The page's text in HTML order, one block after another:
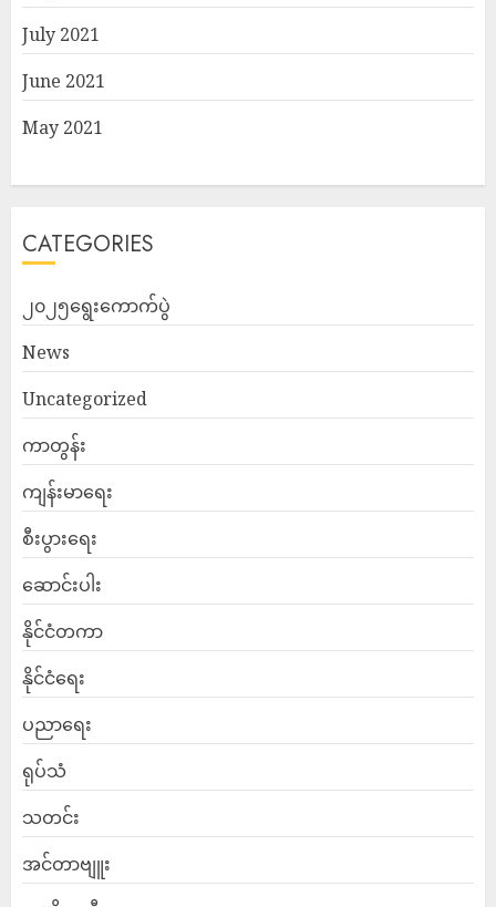
July 2021
June 2021
May 2021
CATEGORIES
၂၀၂၅ရွေးကောက်ပွဲ
News
Uncategorized
ကာတွန်း
ကျန်းမာရေး
စီးပွားရေး
ဆောင်းပါး
နိုင်ငံတကာ
နိုင်ငံရေး
ပညာရေး
ရုပ်သံ
သတင်း
အင်တာဗျူး